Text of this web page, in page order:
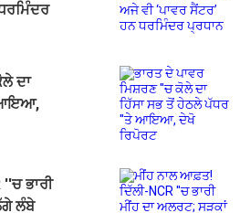
ਦਾ
ਆਇਆ,
ਭਾਰੀ
ਲੰਬੇ